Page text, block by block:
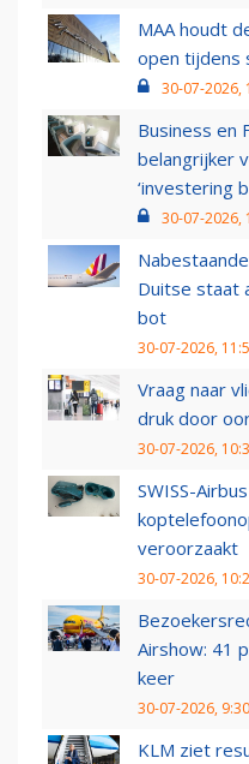
MAA houdt
open tijdens
30-07-2026,
Business en
belangrijker
‘investering
30-07-2026,
Duitse staat
bot
30-07-2026,
Vraag naar
druk door
30-07-2026,
SWISS-
veroorzaakt
30-07-2026,
Airshow: 41
keer
30-07-2026, 9:30
KLM ziet